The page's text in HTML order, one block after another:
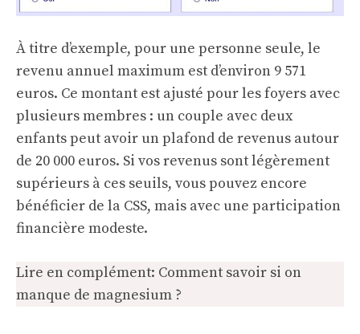
À titre d’exemple, pour une personne seule, le
revenu annuel maximum est d’environ 9 571
euros. Ce montant est ajusté pour les foyers avec
plusieurs membres : un couple avec deux
enfants peut avoir un plafond de revenus autour
de 20 000 euros. Si vos revenus sont légèrement
supérieurs à ces seuils, vous pouvez encore
bénéficier de la CSS, mais avec une participation
financière modeste.
Lire en complément: Comment savoir si on
manque de magnesium ?